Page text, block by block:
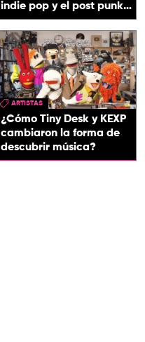
indie pop y el post punk
en su nuevo EP
ARTISTAS
¿Cómo Tiny Desk y KEXP
cambiaron la forma de
descubrir música?